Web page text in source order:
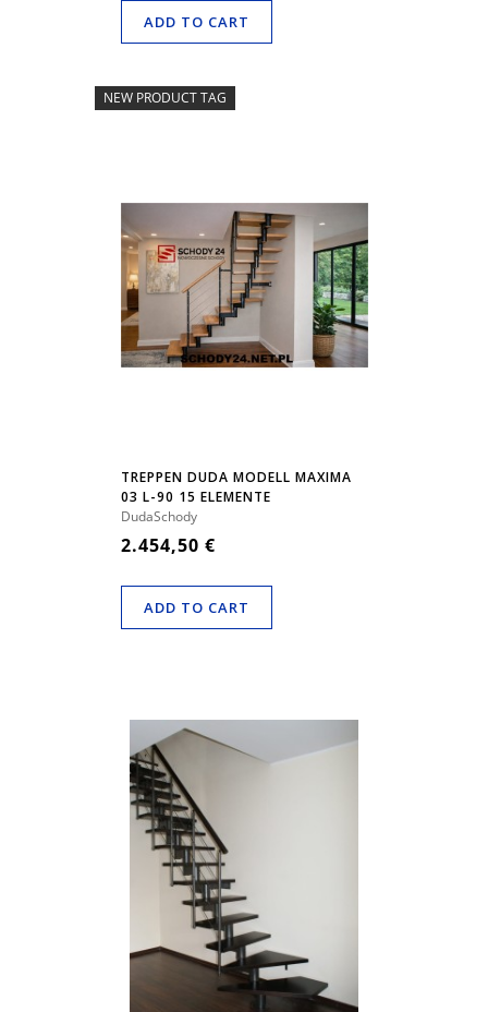
ADD TO CART
TREPPEN DUDA MODELL MAXIMA
03 L-90 15 ELEMENTE
DudaSchody
2.454,50 €
ADD TO CART
NEW PRODUCT TAG